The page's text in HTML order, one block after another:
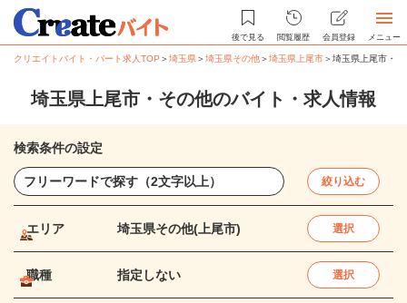
後で見る 閲覧履歴 会員登録 メニュー
クリエイトバイト・パート求人TOP ＞埼玉県＞埼玉県その他＞埼玉県上尾市＞埼玉県上尾市・
埼玉県上尾市・その他のバイト・求人情報
検索条件の設定
絞り込む
エリア 埼玉県その他(上尾市) 選択
職種 指定しない 選択